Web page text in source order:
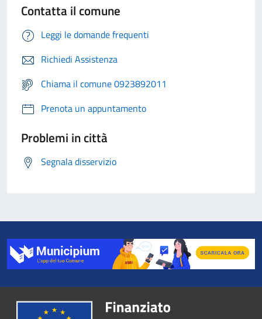
Contatta il comune
Leggi le domande frequenti
Richiedi Assistenza
Chiama il comune 0923892011
Prenota un appuntamento
Problemi in città
Segnala disservizio